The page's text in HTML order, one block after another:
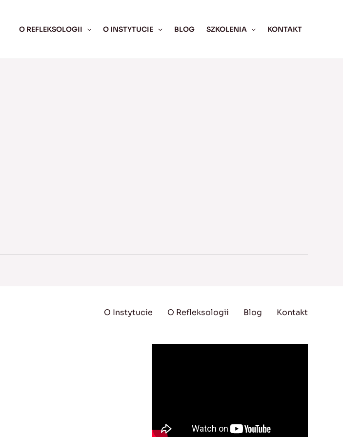
O REFLEKSOLOGII O INSTYTUCIE BLOG SZKOLENIA KONTAKT
O Instytucie O Refleksologii Blog Kontakt